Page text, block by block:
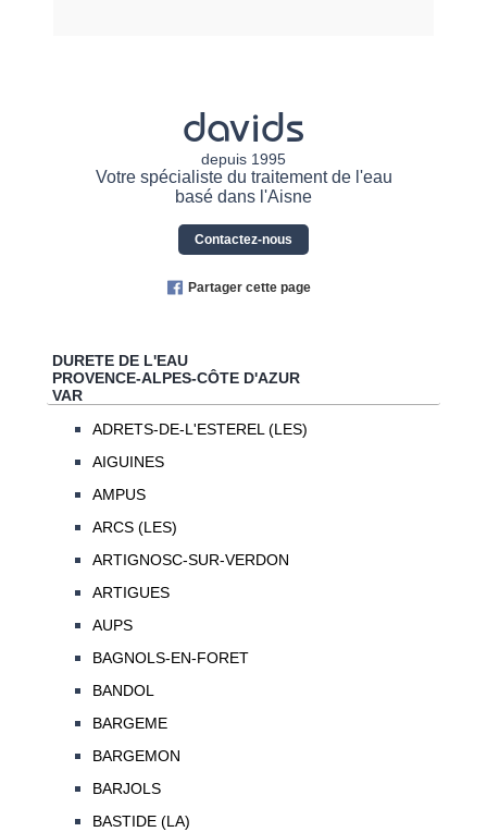
davids
depuis 1995
Votre spécialiste du traitement de l'eau
basé dans l'Aisne
Contactez-nous
Partager cette page
DURETE DE L'EAU
PROVENCE-ALPES-CÔTE D'AZUR
VAR
ADRETS-DE-L'ESTEREL (LES)
AIGUINES
AMPUS
ARCS (LES)
ARTIGNOSC-SUR-VERDON
ARTIGUES
AUPS
BAGNOLS-EN-FORET
BANDOL
BARGEME
BARGEMON
BARJOLS
BASTIDE (LA)